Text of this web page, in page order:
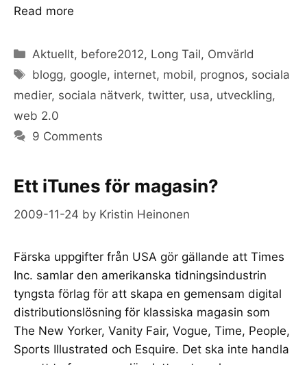
Read more
Categories
Aktuellt, before2012, Long Tail, Omvärld
Tags
blogg, google, internet, mobil, prognos, sociala
medier, sociala nätverk, twitter, usa, utveckling,
web 2.0
9 Comments
Ett iTunes för magasin?
2009-11-24 by Kristin Heinonen
Färska uppgifter från USA gör gällande att Times
Inc. samlar den amerikanska tidningsindustrin
tyngsta förlag för att skapa en gemensam digital
distributionslösning för klassiska magasin som
The New Yorker, Vanity Fair, Vogue, Time, People,
Sports Illustrated och Esquire. Det ska inte handla